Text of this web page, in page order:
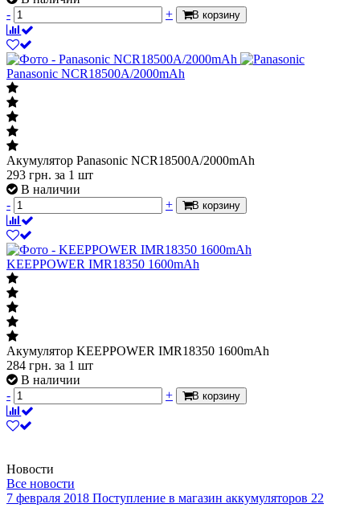
Panasonic NCR18500A/2000mAh
Акумулятор Panasonic NCR18500A/2000mAh
293
В наличии
-
KEEPPOWER IMR18350 1600mAh
Акумулятор KEEPPOWER IMR18350 1600mAh
284
В наличии
-
7 февраля 2018
июня 2018 Новое поступление 22.06
поступление